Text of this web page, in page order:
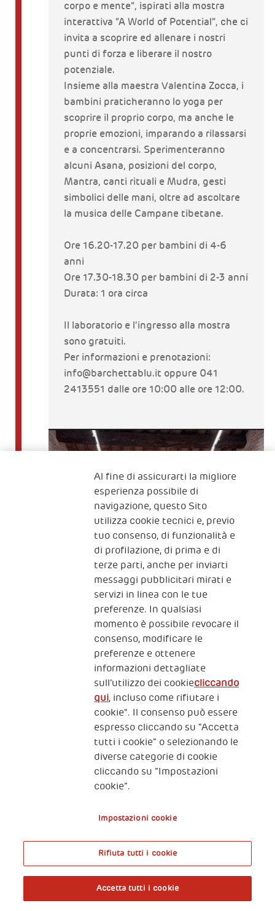
corpo e mente”, ispirati alla mostra
interattiva “A World of Potential”, che ci
invita a scoprire ed allenare i nostri
punti di forza e liberare il nostro
potenziale.
Insieme alla maestra Valentina Zocca, i
bambini praticheranno lo yoga per
scoprire il proprio corpo, ma anche le
proprie emozioni, imparando a rilassarsi
e a concentrarsi. Sperimenteranno
alcuni Asana, posizioni del corpo,
Mantra, canti rituali e Mudra, gesti
simbolici delle mani, oltre ad ascoltare
la musica delle Campane tibetane.
Ore 16.20-17.20 per bambini di 4-6
anni
Ore 17.30-18.30 per bambini di 2-3 anni
Durata: 1 ora circa
Il laboratorio e l’ingresso alla mostra
sono gratuiti.
Per informazioni e prenotazioni:
info@barchettablu.it oppure 041
2413551 dalle ore 10:00 alle ore 12:00.
7 settembre 2023
Panel About Women Extra
Per il secondo anno, si terrà presso la
Casa di The Human Safety Net
l’incontro presentato dall’eurodeputata
Alessandra Moretti per parlare di
donne e sostenibilità, tra ambiente,
economia e giustizia sociale.
A World of Potential
Prenota l’ingresso libero alla mostra
Al fine di assicurarti la migliore
esperienza possibile di
navigazione, questo Sito
utilizza cookie tecnici e, previo
tuo consenso, di funzionalità e
di profilazione, di prima e di
terze parti, anche per inviarti
messaggi pubblicitari mirati e
servizi in linea con le tue
preferenze. In qualsiasi
momento è possibile revocare il
consenso, modificare le
preferenze e ottenere
informazioni dettagliate
sull’utilizzo dei cookiecliccando
qui, incluso come rifiutare i
cookie". Il consenso può essere
espresso cliccando su “Accetta
tutti i cookie” o selezionando le
diverse categorie di cookie
cliccando su “Impostazioni
cookie”.
Impostazioni cookie
Rifiuta tutti i cookie
Accetta tutti i cookie